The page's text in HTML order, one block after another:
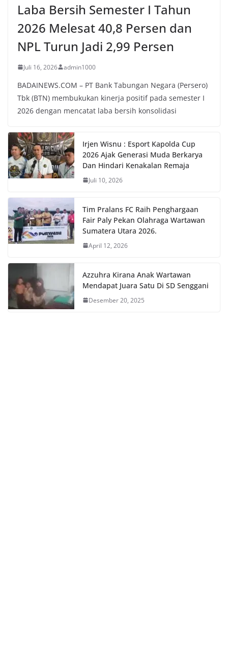
Laba Bersih Semester I Tahun
2026 Melesat 40,8 Persen dan
NPL Turun Jadi 2,99 Persen
Juli 16, 2026 admin1000
BADAINEWS.COM – PT Bank Tabungan Negara (Persero)
Tbk (BTN) membukukan kinerja positif pada semester I
2026 dengan mencatat laba bersih konsolidasi
Irjen Wisnu : Esport Kapolda Cup
2026 Ajak Generasi Muda Berkarya
Dan Hindari Kenakalan Remaja
Juli 10, 2026
Tim Pralans FC Raih Penghargaan
Fair Paly Pekan Olahraga Wartawan
Sumatera Utara 2026.
April 12, 2026
Azzuhra Kirana Anak Wartawan
Mendapat Juara Satu Di SD Senggani
Desember 20, 2025